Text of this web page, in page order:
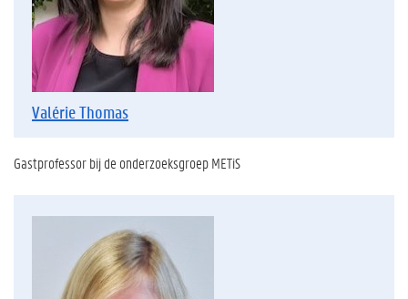
Valérie Thomas
Gastprofessor bij de onderzoeksgroep METiS